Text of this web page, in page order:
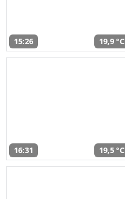
15:26 19,9 °C
16:31 19,5 °C